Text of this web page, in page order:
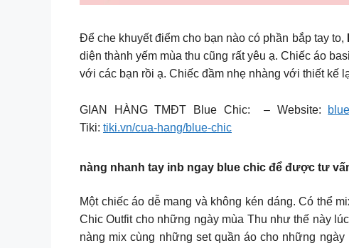
Để che khuyết điểm cho bạn nào có phần bắp tay to,
diện thành yếm mùa thu cũng rất yêu ạ. Chiếc áo
với các bạn rồi ạ. Chiếc đầm nhẹ nhàng với thiết kế
GIAN HÀNG TMĐT Blue Chic: – Website:
Tiki: tiki.vn/cua-hang/blue-chic
nàng nhanh tay inb ngay blue chic để được tư
Một chiếc áo dễ mang và không kén dáng. Có thể
Chic Outfit cho những ngày mùa Thu như thế này
nàng mix cùng những set quần áo cho những